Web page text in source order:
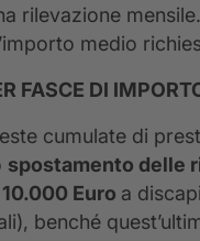
rilevazione
medio
FASCE DI
cumulate di
spostamento delle
Euro a
benché